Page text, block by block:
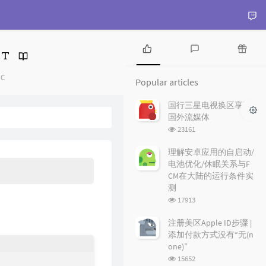
：
C
P
p
u
l
a
a
r
t
e
s
t
e
s
t
o
m
m
e
n
s
d
r
t
i
c
s
Popular articles
国行三星电视换区享受
国外流媒体
浏
次
数:
23161
理解安卓应用的自启动/
电池优化/休眠关系与F
CM在大陆的运行条件实
测
浏
次
数:
17913
注册美区Apple ID步骤 |
添加付款方式没有“无(n
one)”
浏
15652